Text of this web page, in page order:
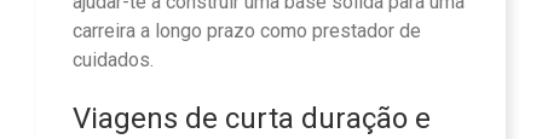
carreira a longo prazo como prestador de
cuidados.
Viagens de curta duração e